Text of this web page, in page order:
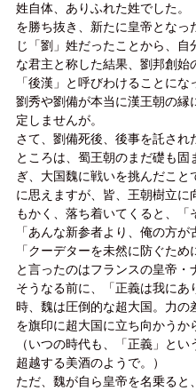
姓自体、ありふれた姓でした。
を勝ち抜き、新たに皇帝となっ
じ「劉」姓だったことから、
な君主と称した結果、劉邦創始
「後漢」と呼びわけることにな
劉秀や劉備が本当に漢王朝の縁
定しませんが。
さて、劉備死後、後事を託され
ところは、蜀王朝のまだ礎も
ぎ、大国魏に戦いを挑んだこと
に思えますが、皆、王朝樹立に
もかく、落ち着いてくると、「
「あんな新参者より、俺の方が
「クーデターを未然に防ぐため
と言ったのはフランスの皇帝・
そうなる前に、「正義は我にあ
時、魏は圧倒的な超大国。力の
を旗印に超大国に立ち向かうか
（いつの時代も、「正義」と
超越する美酒のようで。）
ただ、魏が自ら皇帝を名乗ると